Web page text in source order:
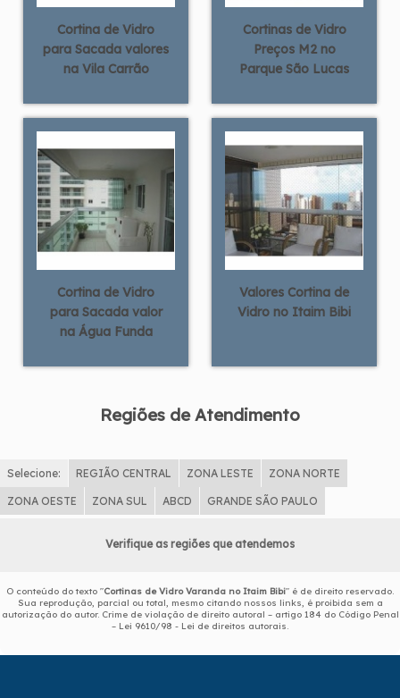
Cortina de Vidro
para Sacada valores
na Vila Carrão
Cortinas de Vidro
Preços M2 no
Parque São Lucas
Cortina de Vidro
para Sacada valor
na Água Funda
Valores Cortina de
Vidro no Itaim Bibi
Regiões de Atendimento
Selecione: REGIÃO CENTRAL ZONA LESTE ZONA NORTE
ZONA OESTE ZONA SUL ABCD GRANDE SÃO PAULO
Verifique as regiões que atendemos
O conteúdo do texto "Cortinas de Vidro Varanda no Itaim Bibi" é de direito reservado.
Sua reprodução, parcial ou total, mesmo citando nossos links, é proibida sem a
autorização do autor. Crime de violação de direito autoral – artigo 184 do Código Penal
– Lei 9610/98 - Lei de direitos autorais.